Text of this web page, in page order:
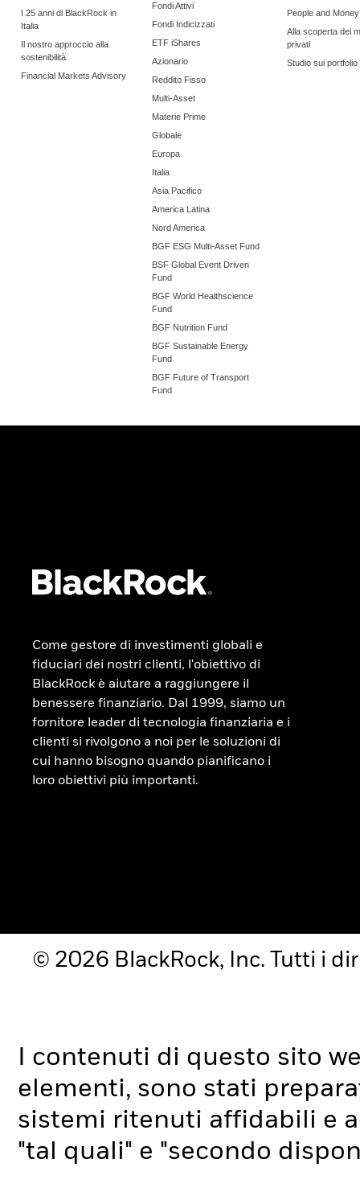
I 25 anni di BlackRock in
Italia
Il nostro approccio alla
sostenibilità
Financial Markets Advisory
Fondi Attivi
Fondi Indicizzati
ETF iShares
Azionario
Reddito Fisso
Multi-Asset
Materie Prime
Globale
Europa
Italia
Asia Pacifico
America Latina
Nord America
BGF ESG Multi-Asset Fund
BSF Global Event Driven
Fund
BGF World Healthscience
Fund
BGF Nutrition Fund
BGF Sustainable Energy
Fund
BGF Future of Transport
Fund
People and
Alla scoperta dei
privati
Studio sui portfolio
Come gestore di investimenti globali e
fiduciari dei nostri clienti, l'obiettivo di
BlackRock è aiutare a raggiungere il
benessere finanziario. Dal 1999, siamo un
fornitore leader di tecnologia finanziaria e i
clienti si rivolgono a noi per le soluzioni di
cui hanno bisogno quando pianificano i
loro obiettivi più importanti.
© 2026 BlackRock, Inc. Tutti i
I contenuti di questo sito
elementi, sono stati
sistemi ritenuti affidabili e
"tal quali" e "secondo